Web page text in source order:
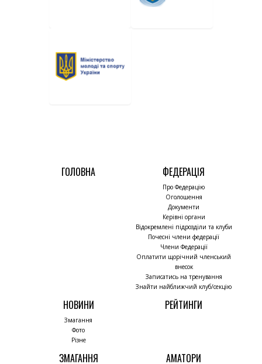
ГОЛОВНА ФЕДЕРАЦІЯ
Про Федерацію
Оголошення
Документи
Керівні органи
Відокремлені підрозділи та клуби
Почесні члени федерації
Члени Федерації
Оплатити щорічний членський
внесок
Записатись на тренування
Знайти найближчий клуб/секцію
НОВИНИ
Змагання
Фото
Різне
РЕЙТИНГИ
ЗМАГАННЯ АМАТОРИ